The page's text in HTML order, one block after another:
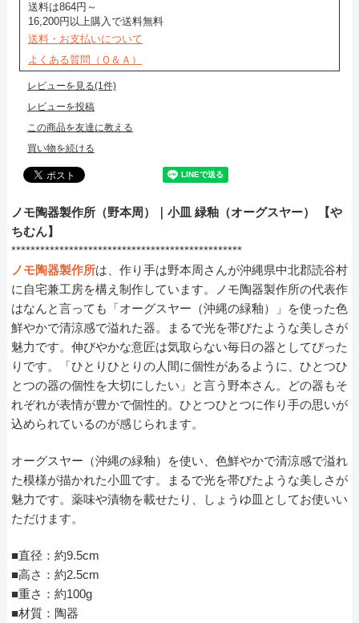
送料は864円～
16,200円以上購入で送料無料
送料・お支払いについて
よくある質問（Ｑ＆Ａ）
レビューを見る(1件)
レビューを投稿
この商品を友達に教える
買い物を続ける
ノモ陶器製作所（野本周）｜小皿 緑釉（オーグスヤー） 【や
ちむん】
************************************************
ノモ陶器製作所は、作り手は野本周さんが沖縄県中北郡読谷村
に自宅兼工房を構え制作しています。ノモ陶器製作所の代表作
はなんと言っても「オーグスヤー（沖縄の緑釉）」を使った色
鮮やかで清涼感で溢れた器。まるで光を帯びたような美しさが
魅力です。伸びやかな意匠は気取らない毎日の器としてぴった
りです。「ひとりひとりの人間に個性があるように、ひとつひ
とつの器の個性を大切にしたい」と言う野本さん。どの器もそ
れぞれが表情が豊かで個性的。ひとつひとつに作り手の思いが
込められているのが感じられます。
オーグスヤー（沖縄の緑釉）を使い、色鮮やかで清涼感で溢れ
た模様が描かれた小皿です。まるで光を帯びたような美しさが
魅力です。薬味や漬物を載せたり、しょうゆ皿としてお使いい
ただけます。
■直径：約9.5cm
■高さ：約2.5cm
■重さ：約100g
■材質：陶器